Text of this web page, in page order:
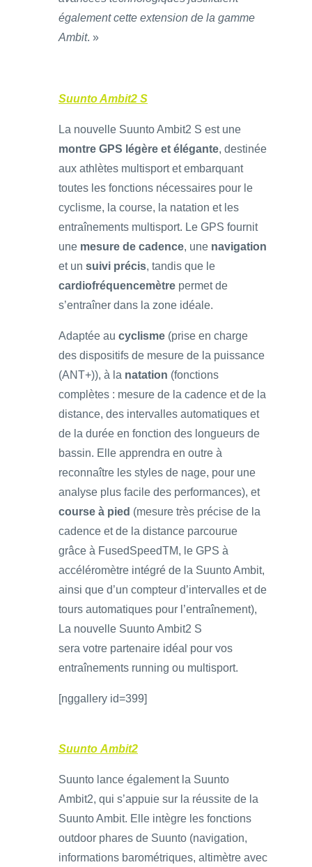
également cette extension de la gamme
Ambit. »
Suunto Ambit2 S
La nouvelle Suunto Ambit2 S est une
montre GPS légère et élégante, destinée
aux athlètes multisport et embarquant
toutes les fonctions nécessaires pour le
cyclisme, la course, la natation et les
entraînements multisport. Le GPS fournit
une mesure de cadence, une navigation
et un suivi précis, tandis que le
cardiofréquencemètre permet de
s’entraîner dans la zone idéale.
Adaptée au cyclisme (prise en charge
des dispositifs de mesure de la puissance
(ANT+)), à la natation (fonctions
complètes : mesure de la cadence et de la
distance, des intervalles automatiques et
de la durée en fonction des longueurs de
bassin. Elle apprendra en outre à
reconnaître les styles de nage, pour une
analyse plus facile des performances), et
course à pied (mesure très précise de la
cadence et de la distance parcourue
grâce à FusedSpeedTM, le GPS à
accéléromètre intégré de la Suunto Ambit,
ainsi que d’un compteur d’intervalles et de
tours automatiques pour l’entraînement),
La nouvelle Suunto Ambit2 S
sera votre partenaire idéal pour vos
entraînements running ou multisport.
[nggallery id=399]
Suunto Ambit2
Suunto lance également la Suunto
Ambit2, qui s’appuie sur la réussite de la
Suunto Ambit. Elle intègre les fonctions
outdoor phares de Suunto (navigation,
informations barométriques, altimètre avec